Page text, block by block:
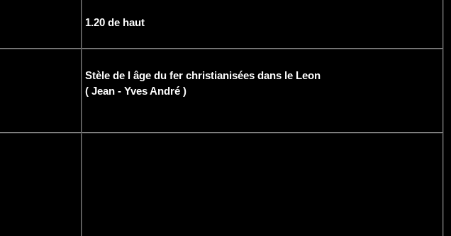
1.20 de haut
Stèle de l âge du fer christianisées dans le Leon
( Jean - Yves André )